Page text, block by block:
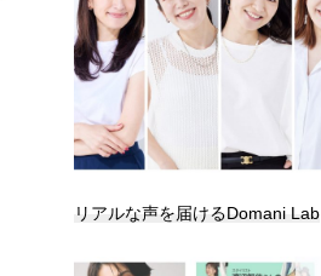
リアルな声を届けるDomani Lab